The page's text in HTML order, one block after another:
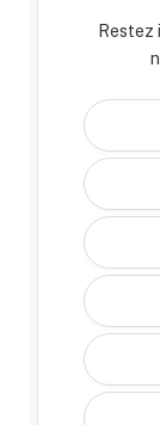
Restez